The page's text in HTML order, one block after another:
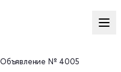
Объявление № 4005